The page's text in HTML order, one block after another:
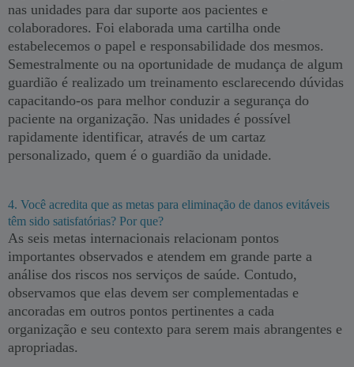
nas unidades para dar suporte aos pacientes e
colaboradores. Foi elaborada uma cartilha onde
estabelecemos o papel e responsabilidade dos mesmos.
Semestralmente ou na oportunidade de mudança de algum
guardião é realizado um treinamento esclarecendo dúvidas
capacitando-os para melhor conduzir a segurança do
paciente na organização. Nas unidades é possível
rapidamente identificar, através de um cartaz
personalizado, quem é o guardião da unidade.
4. Você acredita que as metas para eliminação de danos evitáveis
têm sido satisfatórias? Por que?
As seis metas internacionais relacionam pontos
importantes observados e atendem em grande parte a
análise dos riscos nos serviços de saúde. Contudo,
observamos que elas devem ser complementadas e
ancoradas em outros pontos pertinentes a cada
organização e seu contexto para serem mais abrangentes e
apropriadas.